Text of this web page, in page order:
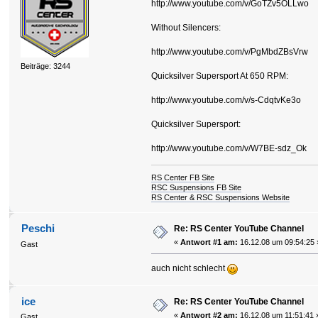
Beiträge: 3244
http://www.youtube.com/v/GoTZv5OLLwo
Without Silencers:
http://www.youtube.com/v/PgMbdZBsVrw
Quicksilver Supersport At 650 RPM:
http://www.youtube.com/v/s-CdqtvKe3o
Quicksilver Supersport:
http://www.youtube.com/v/W7BE-sdz_Ok
RS Center FB Site
RSC Suspensions FB Site
RS Center & RSC Suspensions Website
Peschi
Gast
Re: RS Center YouTube Channel
«Antwort #1 am: 16.12.08 um 09:54:25
auch nicht schlecht
ice Re: RS Center YouTube Channel
«Antwort #2 am: 16.12.08 um 11:51:41